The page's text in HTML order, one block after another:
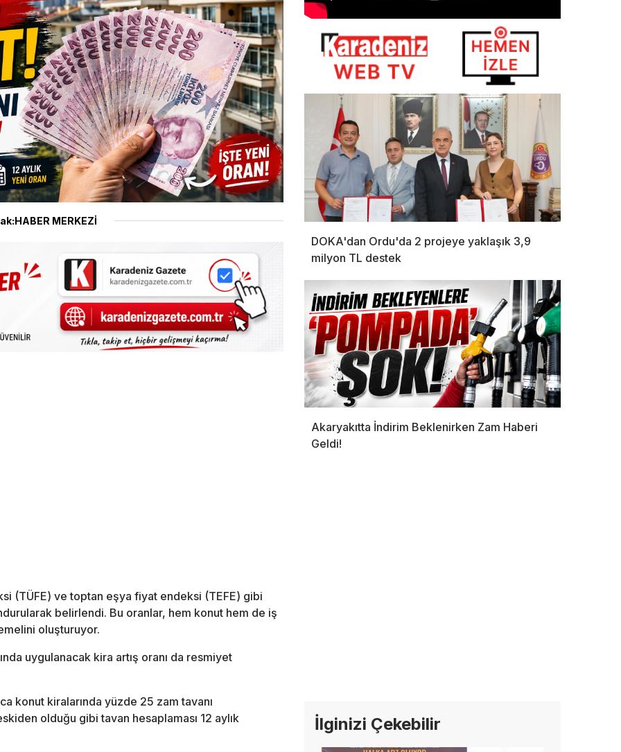
MERKEZİ
(TÜFE) ve toptan eşya fiyat endeksi (TEFE) gibi
belirlendi. Bu oranlar, hem konut hem de iş
oluşturuyor.
uygulanacak kira artış oranı da resmiyet
konut kiralarında yüzde 25 zam tavanı
olduğu gibi tavan hesaplaması 12 aylık
DOKA'dan Ordu'da 2 projeye yaklaşık 3,9
milyon TL destek
Akaryakıtta İndirim Beklenirken Zam Haberi
Geldi!
İlginizi Çekebilir